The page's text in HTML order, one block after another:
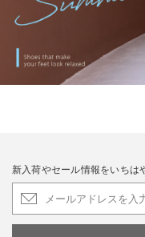
新入荷やセール情報をいちは